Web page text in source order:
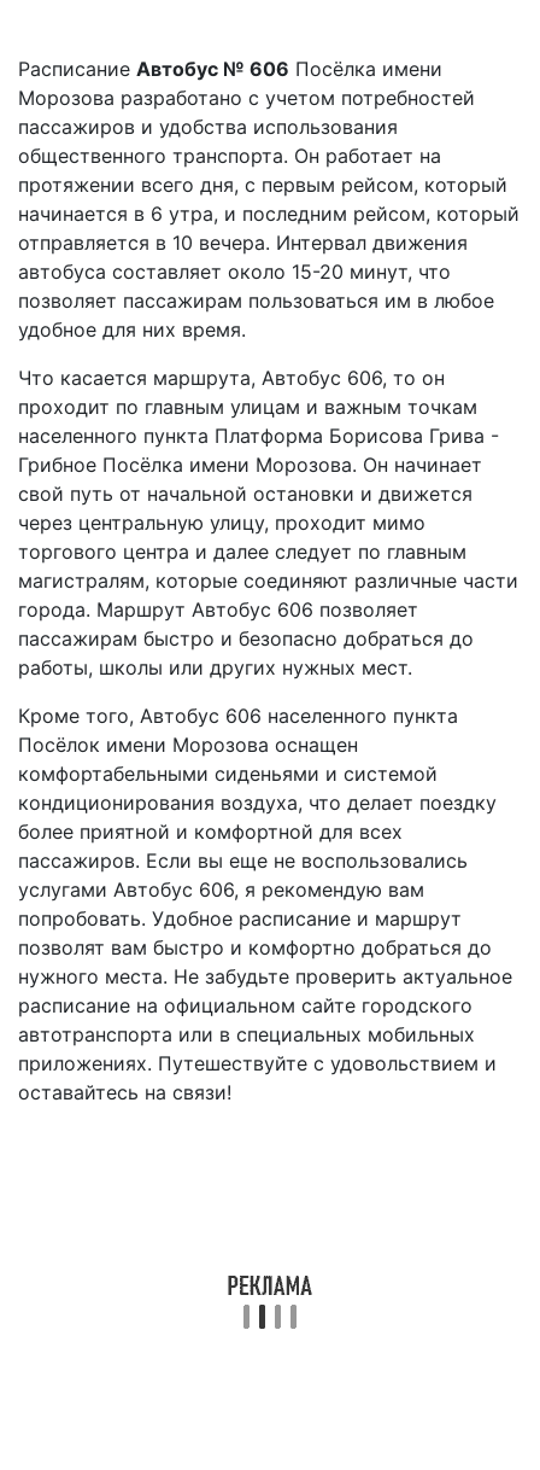
Расписание Автобус № 606 Посёлка имени
Морозова разработано с учетом потребностей
пассажиров и удобства использования
общественного транспорта. Он работает на
протяжении всего дня, с первым рейсом, который
начинается в 6 утра, и последним рейсом, который
отправляется в 10 вечера. Интервал движения
автобуса составляет около 15-20 минут, что
позволяет пассажирам пользоваться им в любое
удобное для них время.
Что касается маршрута, Автобус 606, то он
проходит по главным улицам и важным точкам
населенного пункта Платформа Борисова Грива -
Грибное Посёлка имени Морозова. Он начинает
свой путь от начальной остановки и движется
через центральную улицу, проходит мимо
торгового центра и далее следует по главным
магистралям, которые соединяют различные части
города. Маршрут Автобус 606 позволяет
пассажирам быстро и безопасно добраться до
работы, школы или других нужных мест.
Кроме того, Автобус 606 населенного пункта
Посёлок имени Морозова оснащен
комфортабельными сиденьями и системой
кондиционирования воздуха, что делает поездку
более приятной и комфортной для всех
пассажиров. Если вы еще не воспользовались
услугами Автобус 606, я рекомендую вам
попробовать. Удобное расписание и маршрут
позволят вам быстро и комфортно добраться до
нужного места. Не забудьте проверить актуальное
расписание на официальном сайте городского
автотранспорта или в специальных мобильных
приложениях. Путешествуйте с удовольствием и
оставайтесь на связи!